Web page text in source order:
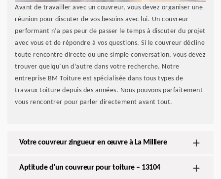
Avant de travailler avec un couvreur, vous devez organiser une
réunion pour discuter de vos besoins avec lui. Un couvreur
performant n’a pas peur de passer le temps à discuter du projet
avec vous et de répondre à vos questions. Si le couvreur décline
toute rencontre directe ou une simple conversation, vous devez
trouver quelqu’un d’autre dans votre recherche. Notre
entreprise BM Toiture est spécialisée dans tous types de
travaux toiture depuis des années. Nous pouvons parfaitement
vous rencontrer pour parler directement avant tout.
Votre couvreur zingueur en œuvre à La Milliere
Aptitude d’un couvreur pour toiture – 13104